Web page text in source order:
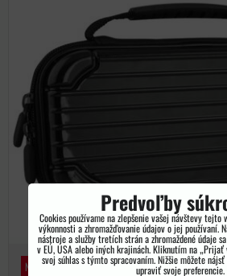
NINTENDO SWITCH
Predvoľby
Cookies používame na zlepšenie vašej návštevy tejto
výkonnosti a zhromažďovanie údajov o jej používaní.
nástroje a služby tretích strán a zhromaždené údaje
v EÚ, USA alebo iných krajinách. Kliknutím na
svoj súhlas s týmto spracovaním. Nižšie môžete
upraviť svoje preferencie.